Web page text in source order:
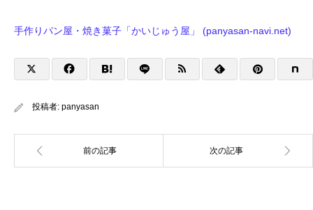
手作りパン屋・焼き菓子「かいじゅう屋」 (panyasan-navi.net)
投稿者: panyasan